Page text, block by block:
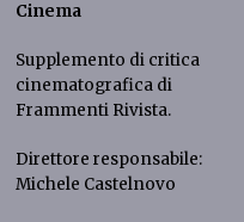
Cinema
Supplemento di critica
cinematografica di
Frammenti Rivista.
Direttore responsabile:
Michele Castelnovo